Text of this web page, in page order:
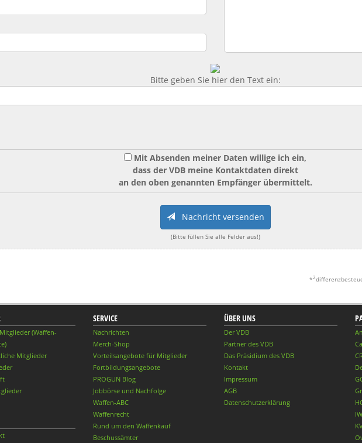
Bitte geben Sie hier den Text ein:
Mit Absenden meiner Daten willige ich ein,
dass der VDB meine Kontaktdaten direkt
an den oben genannten Empfänger übermittelt.
Nachricht versenden
(Bitte füllen Sie alle Felder aus!)
*2
(Waffen-
Mitglieder
SERVICE
Nachrichten
Merch-Shop
Vorteilsangebote für Mitglieder
Fortbildungsangebote
PROGUN Blog
Jobbörse und Nachfolge
Waffen-ABC
Waffenrecht
Rund um den Waffenkauf
Beschussämter
ÜBER UNS
Der VDB
Partner des VDB
Das Präsidium des VDB
Kontakt
Impressum
AGB
Datenschutzerklärung